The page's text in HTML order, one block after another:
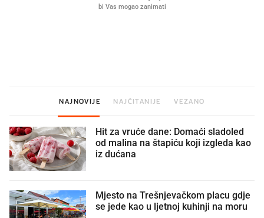
NAJNOVIJE NAJČITANIJE VEZANO
Hit za vruće dane: Domaći sladoled
od malina na štapiću koji izgleda kao
iz dućana
Mjesto na Trešnjevačkom placu gdje
se jede kao u ljetnoj kuhinji na moru